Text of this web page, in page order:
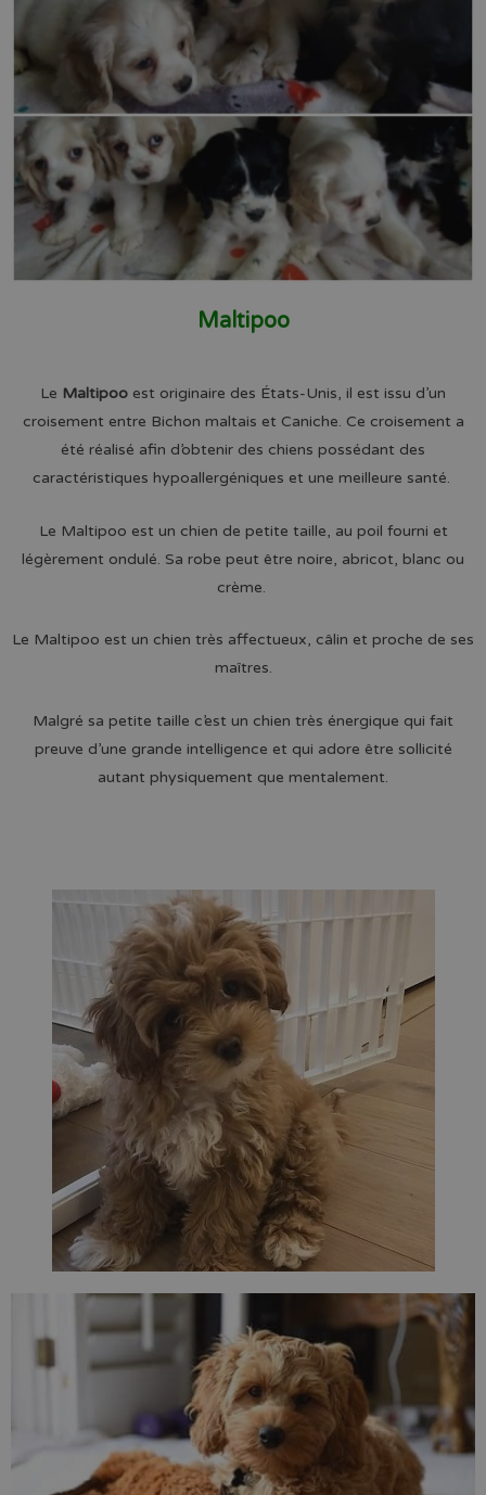
Maltipoo
Le Maltipoo est originaire des États-Unis, il est issu d’un
croisement entre Bichon maltais et Caniche. Ce croisement a
été réalisé afin d’obtenir des chiens possédant des
caractéristiques hypoallergéniques et une meilleure santé.
Le Maltipoo est un chien de petite taille, au poil fourni et
légèrement ondulé. Sa robe peut être noire, abricot, blanc ou
crème.
Le Maltipoo est un chien très affectueux, câlin et proche de ses
maîtres.
Malgré sa petite taille c’est un chien très énergique qui fait
preuve d’une grande intelligence et qui adore être sollicité
autant physiquement que mentalement.